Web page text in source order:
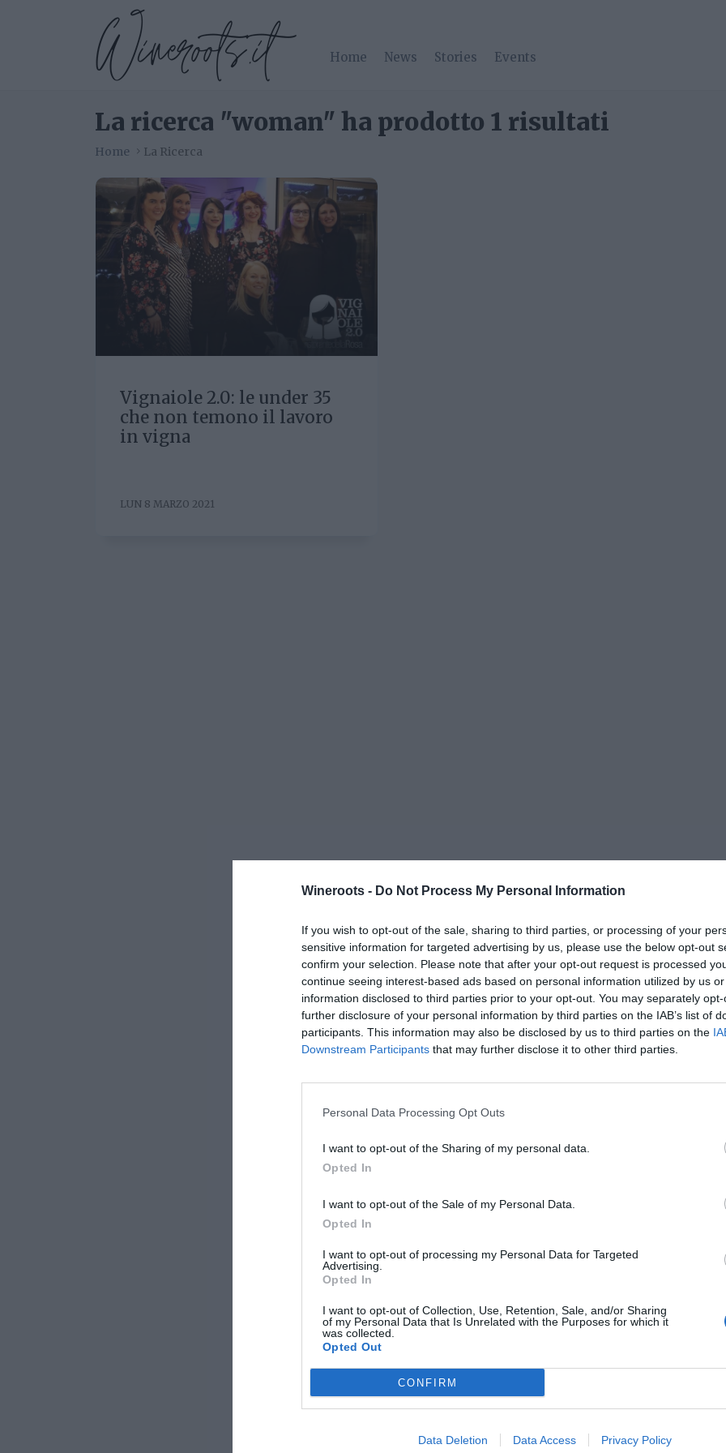
Wineroots - Do Not Process My Personal Information
If you wish to opt-out of the sale, sharing to third parties, or processing of your
sensitive information for targeted advertising by us, please use the below opt-out
confirm your selection. Please note that after your opt-out request is processed
continue seeing interest-based ads based on personal information utilized by us
information disclosed to third parties prior to your opt-out. You may separately
further disclosure of your personal information by third parties on the IAB’s list of
participants. This information may also be disclosed by us to third parties on the
Downstream Participants that may further disclose it to other third parties.
Personal Data Processing Opt Outs
I want to opt-out of the Sharing of my personal data.
Opted In
I want to opt-out of the Sale of my Personal Data.
Opted In
I want to opt-out of processing my Personal Data for Targeted
Advertising.
Opted In
I want to opt-out of Collection, Use, Retention, Sale, and/or Sharing
of my Personal Data that Is Unrelated with the Purposes for which it
was collected.
Opted Out
CONFIRM
Data Deletion Data Access Privacy Policy
Home News Stories Events
La ricerca "woman" ha prodotto 1 risultati
Home La Ricerca
Vignaiole 2.0: le under 35
che non temono il lavoro
in vigna
LUN 8 MARZO 2021